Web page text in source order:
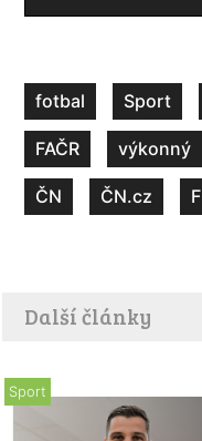
fotbal Sport
FAČR výkonný
ČN ČN.cz
Další články
Sport